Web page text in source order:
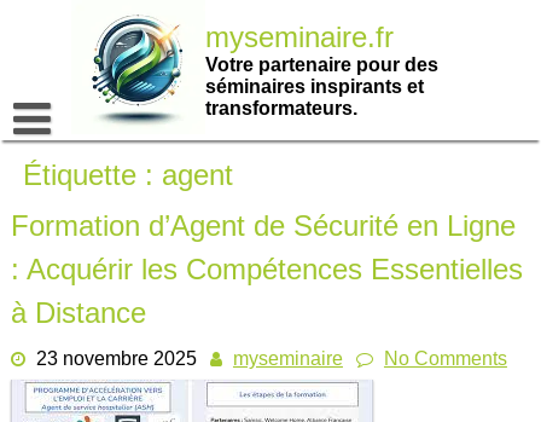
myseminaire.fr
Votre partenaire pour des
séminaires inspirants et
transformateurs.
Étiquette : agent
Formation d’Agent de Sécurité en Ligne
: Acquérir les Compétences Essentielles
à Distance
23 novembre 2025 myseminaire No Comments